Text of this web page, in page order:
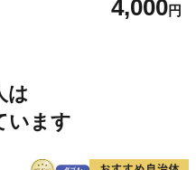
4,000円
は
います